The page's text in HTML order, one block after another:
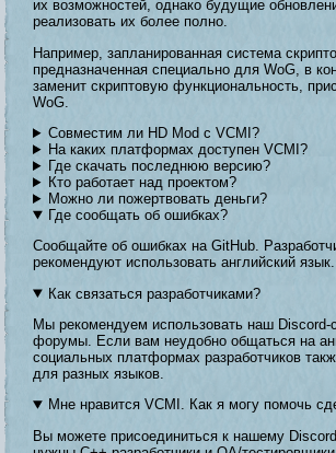
их возможностей, однако будущие
реализовать их более полно.
Например, запланированная система
предназначенная специально для WoG, в
заменит скриптовую функциональность,
WoG.
Совместим ли HD Mod с VCMI?
На каких платформах доступен VCMI?
Где скачать последнюю версию?
Кто работает над проектом?
Можно ли пожертвовать деньги?
Где сообщать об ошибках?
Сообщайте об ошибках на GitHub.
рекомендуют использовать английский язык.
Как связаться разработчиками?
Мы рекомендуем использовать наш Discord-
форумы. Если вам неудобно общаться на
социальных платформах разработчиков
для разных языков.
Мне нравится VCMI. Как я могу помочь
Вы можете присоединиться к нашему